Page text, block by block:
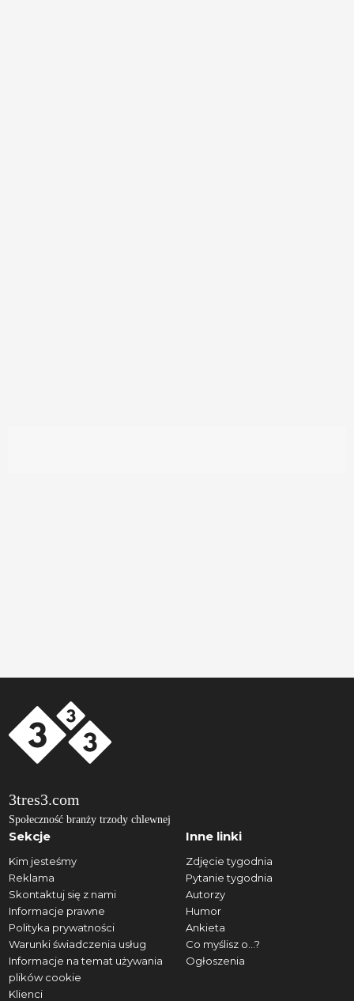
3tres3.com
Społeczność branży trzody chlewnej
Sekcje
Kim jesteśmy
Reklama
Skontaktuj się z nami
Informacje prawne
Polityka prywatności
Warunki świadczenia usług
Informacje na temat używania
plików cookie
Klienci
Inne linki
Zdjęcie tygodnia
Pytanie tygodnia
Autorzy
Humor
Ankieta
Co myślisz o...?
Ogłoszenia